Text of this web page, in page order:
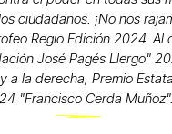
ciudadanos. ¡No nos
Regio Edición 2024. Al
José Pagés Llergo"
a la derecha, Premio
"Francisco Cerda Muñoz".